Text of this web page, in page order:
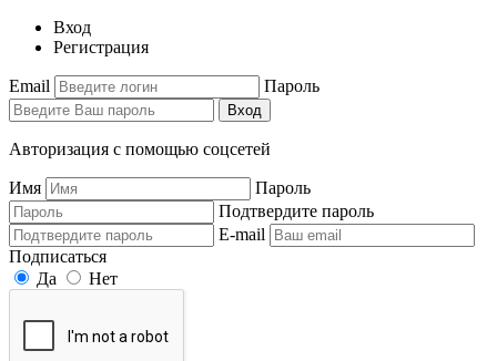
Вход
Регистрация
Email Пароль
Вход
Авторизация с помощью соцсетей
Имя
Пароль
Подтвердите пароль
E-mail
Подписаться
Да
Нет